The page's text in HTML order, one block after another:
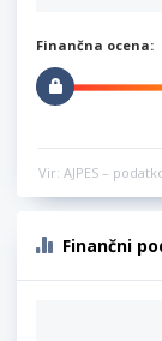
Finančna ocena:
Vir: AJPES –
Finančni